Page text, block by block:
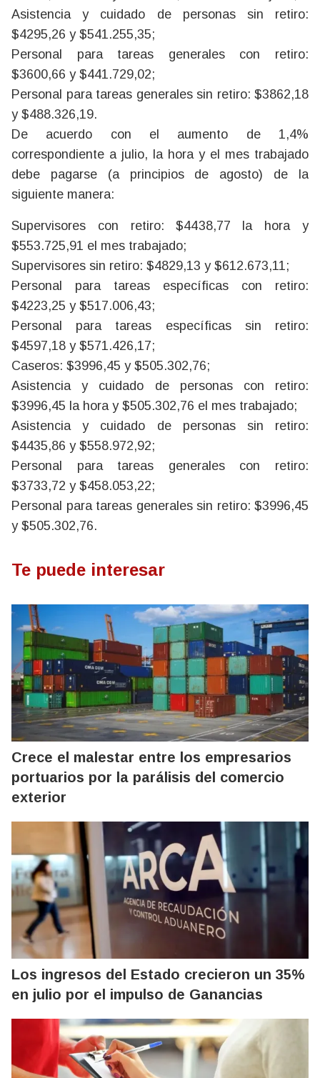
Asistencia y cuidado de personas sin retiro:
$4295,26 y $541.255,35;
Personal para tareas generales con retiro:
$3600,66 y $441.729,02;
Personal para tareas generales sin retiro: $3862,18
y $488.326,19.
De acuerdo con el aumento de 1,4%
correspondiente a julio, la hora y el mes trabajado
debe pagarse (a principios de agosto) de la
siguiente manera:
Supervisores con retiro: $4438,77 la hora y
$553.725,91 el mes trabajado;
Supervisores sin retiro: $4829,13 y $612.673,11;
Personal para tareas específicas con retiro:
$4223,25 y $517.006,43;
Personal para tareas específicas sin retiro:
$4597,18 y $571.426,17;
Caseros: $3996,45 y $505.302,76;
Asistencia y cuidado de personas con retiro:
$3996,45 la hora y $505.302,76 el mes trabajado;
Asistencia y cuidado de personas sin retiro:
$4435,86 y $558.972,92;
Personal para tareas generales con retiro:
$3733,72 y $458.053,22;
Personal para tareas generales sin retiro: $3996,45
y $505.302,76.
Te puede interesar
Crece el malestar entre los empresarios
portuarios por la parálisis del comercio
exterior
Los ingresos del Estado crecieron un 35%
en julio por el impulso de Ganancias